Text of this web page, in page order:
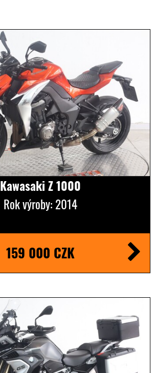
Kawasaki Z 1000
Rok výroby: 2014
159 000 CZK